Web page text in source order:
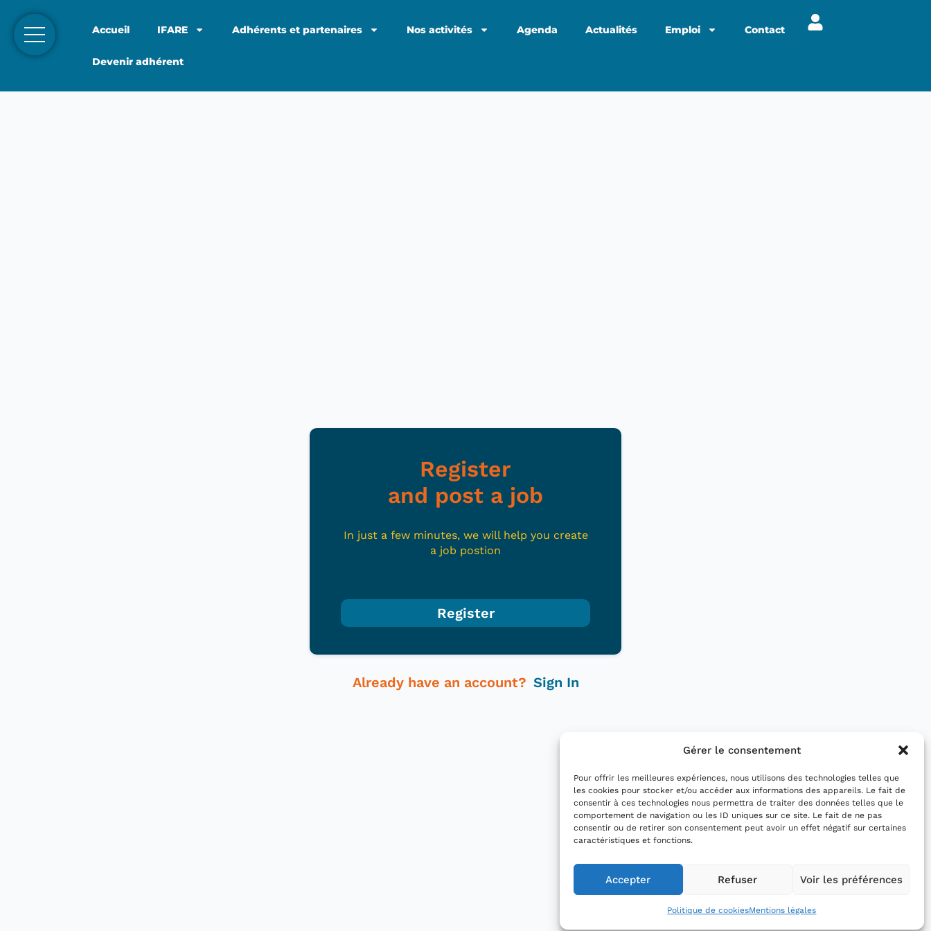
Gérer le consentement
Pour offrir les meilleures expériences, nous utilisons des technologies telles que
les cookies pour stocker et/ou accéder aux informations des appareils. Le fait de
consentir à ces technologies nous permettra de traiter des données telles que le
comportement de navigation ou les ID uniques sur ce site. Le fait de ne pas
consentir ou de retirer son consentement peut avoir un effet négatif sur certaines
caractéristiques et fonctions.
Accepter Refuser Voir les préférences
Politique de cookiesMentions légales
Accueil IFARE Adhérents et partenaires Nos activités Agenda Actualités Emploi Contact
Devenir adhérent
Register
and post a job
In just a few minutes, we will help you create
a job postion
Register
Already have an account? Sign In